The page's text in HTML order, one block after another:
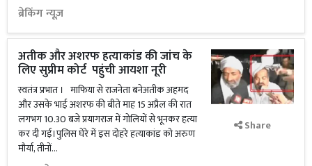
ब्रेकिंग न्यूज़
अतीक और अशरफ हत्याकांड की जांच के
लिए सुप्रीम कोर्ट पहुंची आयशा नूरी
स्वतंत्र प्रभात । माफिया से राजनेता बनेअतीक अहमद
और उसके भाई अशरफ की बीते माह 15 अप्रैल की रात
लगभग 10.30 बजे प्रयागराज में गोलियों से भूनकर हत्या
कर दी गई।पुलिस घेरे में इस दोहरे हत्याकांड को अरुण
मौर्या, तीनों...
Share